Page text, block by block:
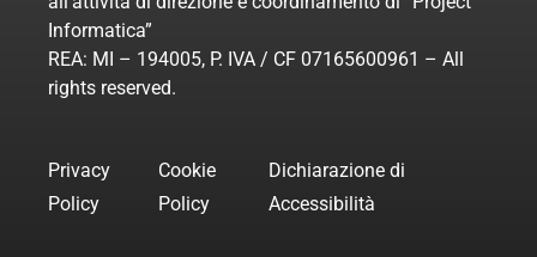
Informatica”
REA: MI – 194005, P. IVA / CF 07165600961 – All
rights reserved.
Privacy
Policy
Cookie
Policy
Dichiarazione di
Accessibilità